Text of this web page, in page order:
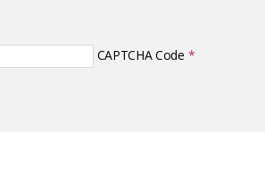
CAPTCHA Code *